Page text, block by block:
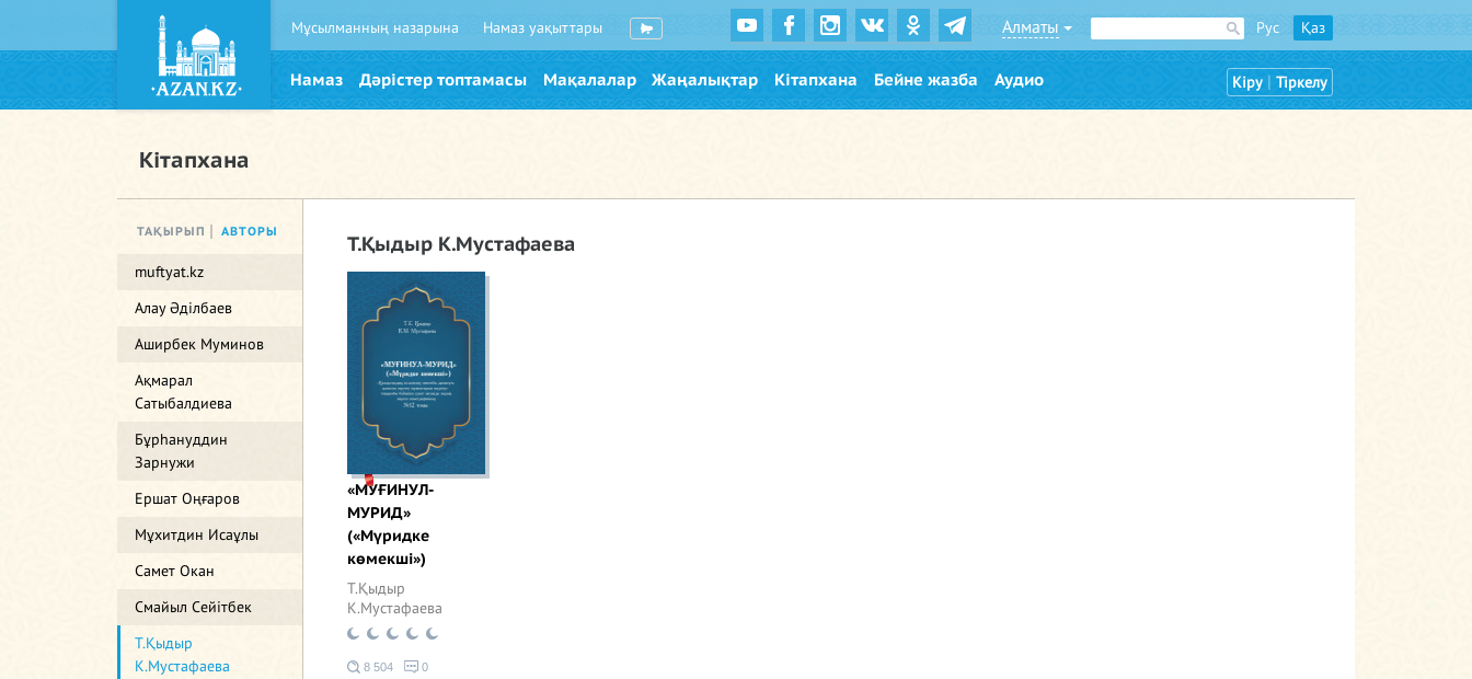
Мұсылманның назарына Намаз уақыттары Алматы Рус Қаз
Намаз Дәрістер топтамасы Мақалалар Жаңалықтар Кітапхана Бейне жазба Аудио Кіру | Тіркелу
Кітапхана
ТАҚЫРЫП АВТОРЫ
muftyat.kz
Алау Әділбаев
Аширбек Муминов
Ақмарал
Сатыбалдиева
Бұрһануддин
Зарнужи
Ершат Оңғаров
Мұхитдин Исаұлы
Самет Окан
Смайыл Сейітбек
Т.Қыдыр
К.Мустафаева
Т.Қыдыр К.Мустафаева
«МУҒИНУЛ-
МУРИД»
(«Мүридке
көмекші»)
Т.Қыдыр
К.Мустафаева
8 504 0